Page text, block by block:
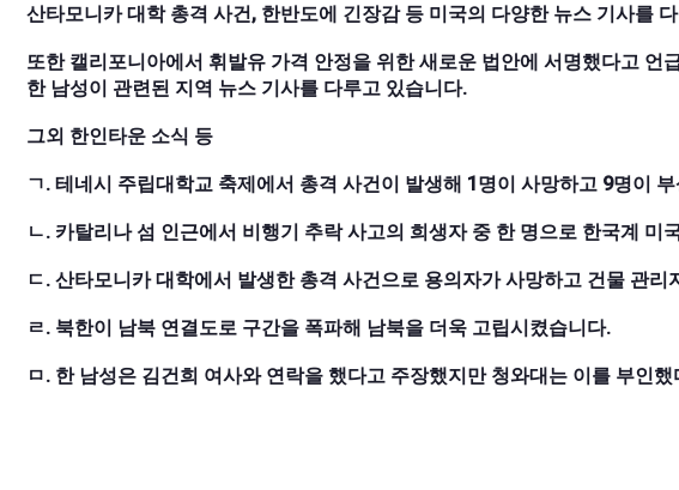
산타모니카 대학 총격 사건, 한반도에 긴장감 등 미국의 다양한 뉴스 기사를
또한 캘리포니아에서 휘발유 가격 안정을 위한 새로운 법안에 서명했다고 언
한 남성이 관련된 지역 뉴스 기사를 다루고 있습니다.
그외 한인타운 소식 등
ㄱ. 테네시 주립대학교 축제에서 총격 사건이 발생해 1명이 사망하고 9명이
ㄴ. 카탈리나 섬 인근에서 비행기 추락 사고의 희생자 중 한 명으로 한국계 미
ㄷ. 산타모니카 대학에서 발생한 총격 사건으로 용의자가 사망하고 건물 관리
ㄹ. 북한이 남북 연결도로 구간을 폭파해 남북을 더욱 고립시켰습니다.
ㅁ. 한 남성은 김건희 여사와 연락을 했다고 주장했지만 청와대는 이를 부인했